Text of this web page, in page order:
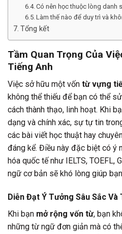
Có nên học thuộc lòng danh
Làm thế nào để duy trì và
Tổng kết
Tầm Quan Trọng Của
Tiếng Anh
Việc sở hữu một vốn từ vựng
không thể thiếu để bạn có thể
cách thành thạo, linh hoạt. Khi
dạng và chính xác, sự tự tin
các bài viết học thuật hay
đáng kể. Điều này đặc biệt có ý
hóa quốc tế như IELTS, TOEFL,
ngữ cơ bản sẽ khó lòng giúp
Diễn Đạt Ý Tưởng Sâu Sắc Và
Khi bạn mở rộng vốn từ, bạn
những từ ngữ đơn giản mà có